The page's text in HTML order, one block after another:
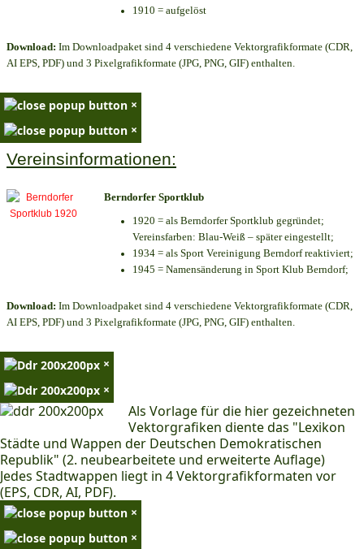
1910 = aufgelöst
Download: Im Downloadpaket sind 4 verschiedene Vektorgrafikformate (CDR,
AI EPS, PDF) und 3 Pixelgrafikformate (JPG, PNG, GIF) enthalten.
×
×
Vereinsinformationen:
Berndorfer Sportklub
1920 = als Berndorfer Sportklub gegründet;
Vereinsfarben: Blau-Weiß – später eingestellt;
1934 = als Sport Vereinigung Berndorf reaktiviert;
1945 = Namensänderung in Sport Klub Berndorf;
Download: Im Downloadpaket sind 4 verschiedene Vektorgrafikformate (CDR,
AI EPS, PDF) und 3 Pixelgrafikformate (JPG, PNG, GIF) enthalten.
×
×
Als Vorlage für die hier gezeichneten
Vektorgrafiken diente das "Lexikon
Städte und Wappen der Deutschen Demokratischen
Republik" (2. neubearbeitete und erweiterte Auflage)
Jedes Stadtwappen liegt in 4 Vektorgrafikformaten vor
(EPS, CDR, AI, PDF).
×
×